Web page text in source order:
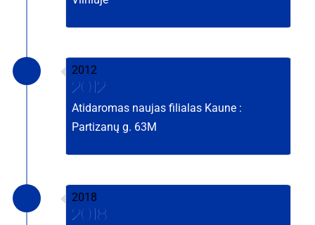
2012
2012
Atidaromas naujas filialas Kaune :
Partizanų g. 63M
2018
2018